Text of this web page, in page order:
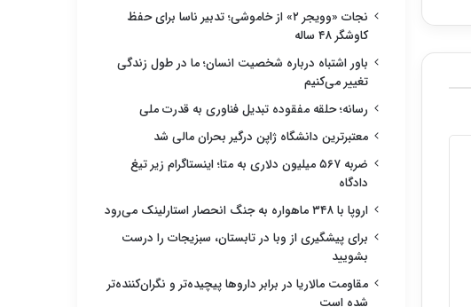
نجات «وویجر ۲» از خاموشی؛ تدبیر ناسا برای حفظ
کاوشگر ۴۸ ساله
باور اشتباه درباره شخصیت انسان؛ ما در طول زندگی
تغییر می‌کنیم
رسانه؛ حلقه مفقوده تبدیل فناوری به قدرت ملی
معتبرترین دانشگاه ژاپن درگیر بحران مالی شد
ضربه ۵۶۷ میلیون دلاری به متا؛ اینستاگرام زیر تیغ
دادگاه
اروپا با ۳۴۸ ماهواره به جنگ انحصار استارلینک می‌رود
برای پیشگیری از وبا در تابستان، سبزیجات را درست
بشویید
مقاومت مالاریا در برابر داروها پیچیده‌تر و نگران‌کننده‌تر
شده است